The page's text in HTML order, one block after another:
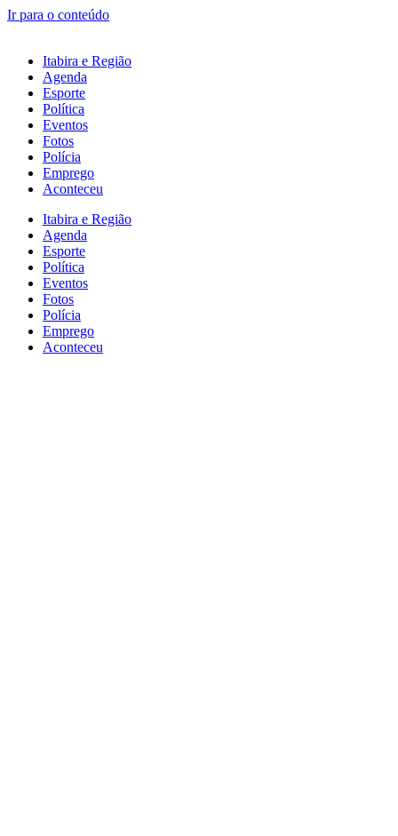
Ir para o conteúdo
Itabira e Região
Agenda
Esporte
Política
Eventos
Fotos
Polícia
Emprego
Aconteceu
Itabira e Região
Agenda
Esporte
Política
Eventos
Fotos
Polícia
Emprego
Aconteceu